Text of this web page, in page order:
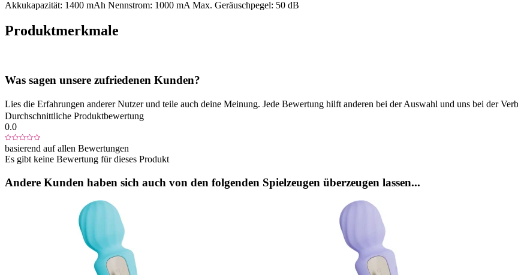
Akkukapazität: 1400 mAh Nennstrom: 1000 mA Max. Geräuschpegel: 50 dB
Produktmerkmale
Was sagen unsere zufriedenen Kunden?
Lies die Erfahrungen anderer Nutzer und teile auch deine Meinung. Jede Bewertung hilft anderen bei der Auswahl und uns bei der
Durchschnittliche Produktbewertung
0.0
basierend auf allen Bewertungen
Es gibt keine Bewertung für dieses Produkt
Andere Kunden haben sich auch von den folgenden Spielzeugen überzeugen lassen...